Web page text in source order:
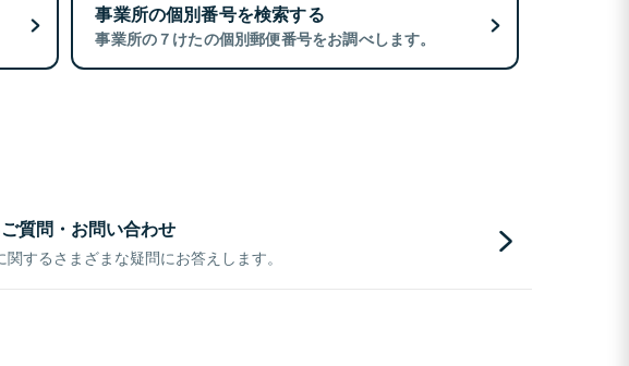
事業所の個別番号を検索する
事業所の７けたの個別郵便番号をお調べします。
質問・お問い合わせ
関するさまざまな疑問にお答えします。